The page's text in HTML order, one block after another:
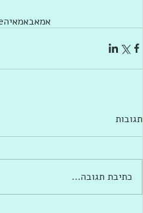
אמאבאמאיה
תגובות
כתיבת תגובה...